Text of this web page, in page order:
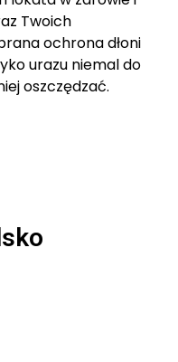
Twoich
ochrona dłoni
urazu niemal do
oszczędzać.